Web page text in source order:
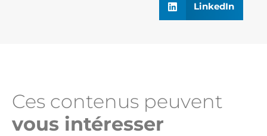
LinkedIn
Ces contenus peuvent
vous intéresser​